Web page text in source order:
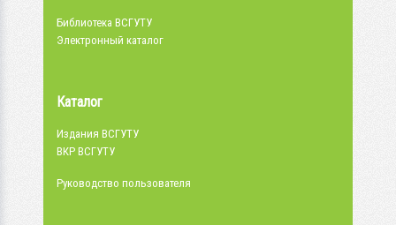
Библиотека ВСГУТУ
Электронный каталог
Каталог
Издания ВСГУТУ
ВКР ВСГУТУ
Руководство пользователя